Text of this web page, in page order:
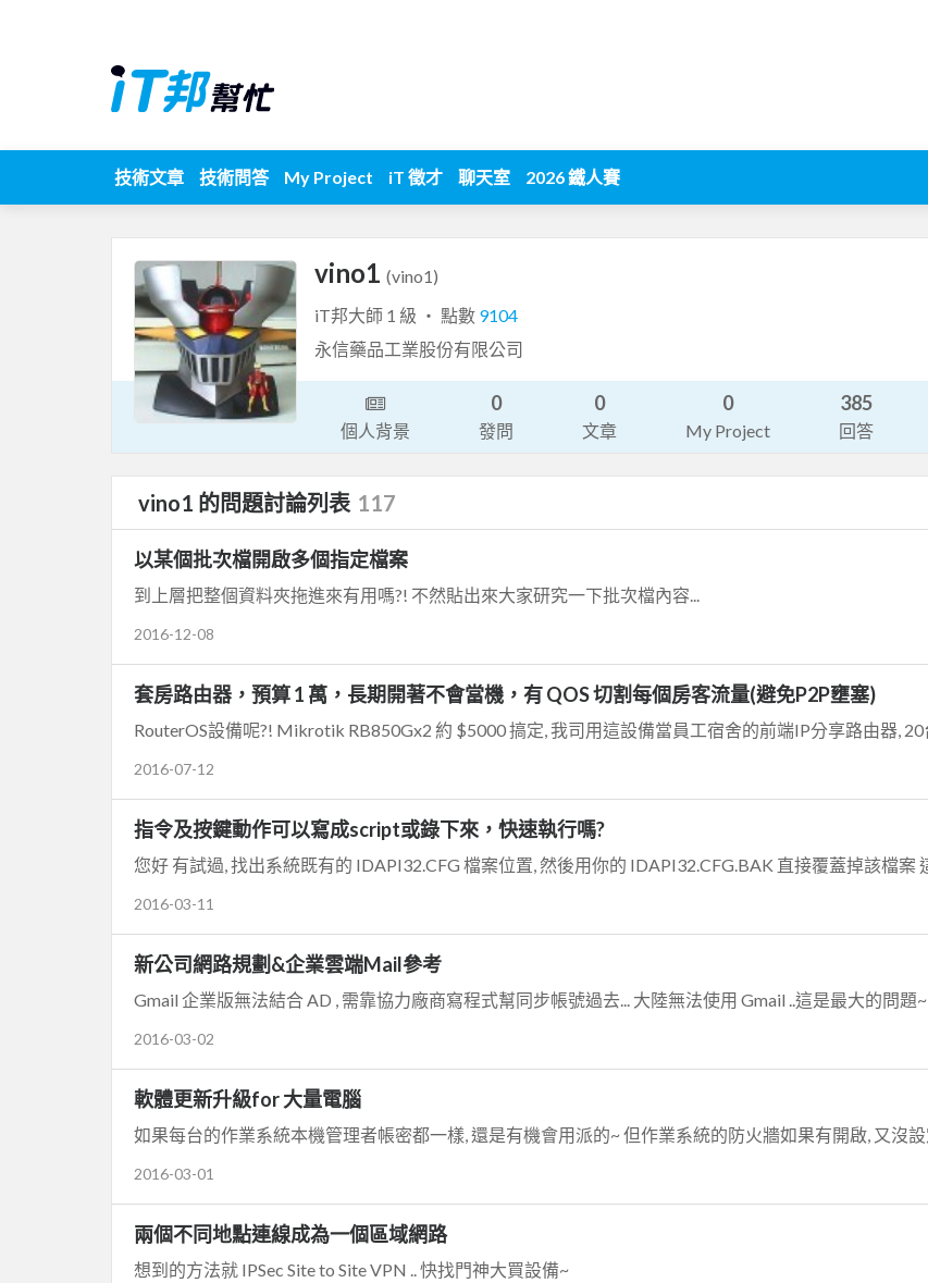
技術文章 技術問答 My Project iT 徵才 聊天室 2026 鐵人賽
vino1 (vino1)
iT邦大師 1 級 ‧ 點數 9104
永信藥品工業股份有限公司
個人背景
0
發問
0
文章
0
My Project
385
回答
vino1 的問題討論列表 117
以某個批次檔開啟多個指定檔案
到上層把整個資料夾拖進來有用嗎?! 不然貼出來大家研究一下批次檔內容...
2016-12-08
套房路由器，預算 1 萬，長期開著不會當機，有 QOS 切割每個房客流量(避免P2P壅塞)
2016-07-12
指令及按鍵動作可以寫成script或錄下來，快速執行嗎?
2016-03-11
新公司網路規劃&企業雲端Mail參考
Gmail 企業版無法結合 AD , 需靠協力廠商寫程式幫同步帳號過去... 大陸無法使用 Gmail ..這是最大的問題~
2016-03-02
軟體更新升級for 大量電腦
2016-03-01
兩個不同地點連線成為一個區域網路
想到的方法就 IPSec Site to Site VPN .. 快找門神大買設備~